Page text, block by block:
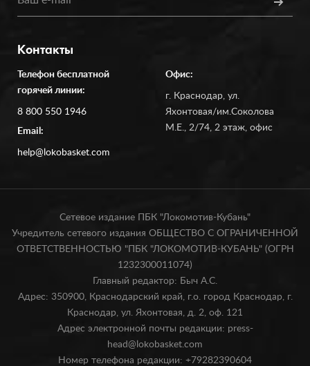
Контакты
Телефон бесплатной
горячей линии:
8 800 550 1946
Email:
help@lokobasket.com
Офис:
г. Краснодар, ул.
Яхонтовая/им.Соколова
М.Е., 2/74, 2 этаж, офис
Сетевое издание ПБК "Локомотив-Кубань"
Учредитель сетевого издания ОБЩЕСТВО С ОГРАНИЧЕННОЙ
ОТВЕТСТВЕННОСТЬЮ "ПБК "ЛОКОМОТИВ-КУБАНЬ" (ОГРН
1232300011074)
Главный редактор: Быч А.С.
Адрес: 350900, Краснодарский край, г.о. город Краснодар, г.
Краснодар, ул. Яхонтовая, д. 2, оф. 121
Адрес электронной почты редакции: press-
head@lokobasket.com
Номер телефона редакции: +79282390604